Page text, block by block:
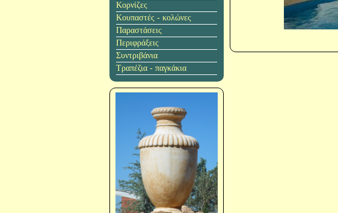
Κορνίζες
Κουπαστές - κολώνες
Παραστάσεις
Περιφράξεις
Συντριβάνια
Τραπέζια - παγκάκια